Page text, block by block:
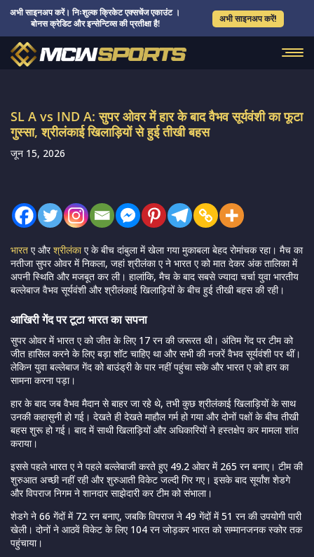
अभी साइनअप करें। निःशुल्क क्रिकेट एक्सचेंज एकाउंट ।
बोनस क्रेडिट और इन्सेन्टिव्स की प्रतीक्षा है!
अभी साइनअप करें!
SL A vs IND A: सुपर ओवर में हार के बाद वैभव सूर्यवंशी का फूटा
गुस्सा, श्रीलंकाई खिलाड़ियों से हुई तीखी बहस
जून 15, 2026
भारत ए औरश्रीलंकाए के बीच दांबुला में खेला गया मुकाबला बेहद रोमांचक रहा। मैच का
नतीजा सुपर ओवर में निकला, जहां श्रीलंका ए ने भारत ए को मात देकर अंक तालिका में
अपनी स्थिति और मजबूत कर ली। हालांकि, मैच के बाद सबसे ज्यादा चर्चा युवा भारतीय
बल्लेबाज वैभव सूर्यवंशीऔर श्रीलंकाई खिलाड़ियों के बीच हुई तीखी बहस की रही।
आखिरी गेंद पर टूटा भारत का सपना
सुपर ओवर में भारत ए को जीत के लिए 17 रन की जरूरत थी। अंतिम गेंद पर टीम को
जीत हासिल करने के लिए बड़ा शॉट चाहिए था और सभी की नजरें वैभव सूर्यवंशी पर थीं।
लेकिन युवा बल्लेबाज गेंद को बाउंड्री के पार नहीं पहुंचा सके और भारत ए को हार का
सामना करना पड़ा।
हार के बाद जब वैभव मैदान से बाहर जा रहे थे, तभी कुछ श्रीलंकाई खिलाड़ियों के साथ
उनकी कहासुनी हो गई। देखते ही देखते माहौल गर्म हो गया और दोनों पक्षों के बीच तीखी
बहस शुरू हो गई। बाद में साथी खिलाड़ियों और अधिकारियों ने हस्तक्षेप कर मामला शांत
कराया।
इससे पहले भारत ए ने पहले बल्लेबाजी करते हुए 49.2 ओवर में 265 रन बनाए। टीम की
शुरुआत अच्छी नहीं रही और शुरुआती विकेट जल्दी गिर गए। इसके बाद सूर्यांश शेडगे
और विपराज निगम ने शानदार साझेदारी कर टीम को संभाला।
शेडगे ने 66 गेंदों में 72 रन बनाए, जबकि विपराज ने 49 गेंदों में 51 रन की उपयोगी पारी
खेली। दोनों ने आठवें विकेट के लिए 104 रन जोड़कर भारत को सम्मानजनक स्कोर तक
पहुंचाया।